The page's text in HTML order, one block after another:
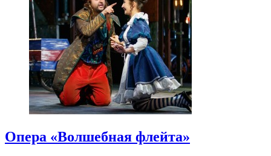
Опера «Волшебная флейта»